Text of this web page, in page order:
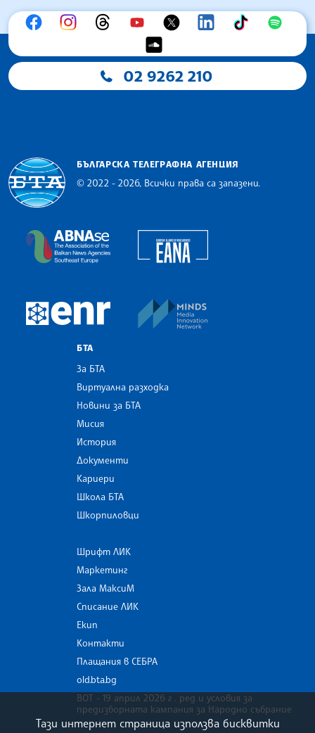
02 9262 210
БЪЛГАРСКА ТЕЛЕГРАФНА АГЕНЦИЯ
© 2022 - 2026, Всички права са запазени.
The Assocoation of the Balkan News Agencies
European Newsroom
БТА
За БТА
Виртуална разходка
Новини за БТА
Мисия
История
Документи
Кариери
Школа БТА
Шкорпиловци
Шрифт ЛИК
Маркетинг
Зала МаксиМ
Списание ЛИК
Екип
Контакти
Плащания в СЕБРА
old.bta.bg
ВОТ - 19 април 2026 г . ред и условия за
предизборната кампания за Народно събрание
Тази интернет страница използва бисквитки